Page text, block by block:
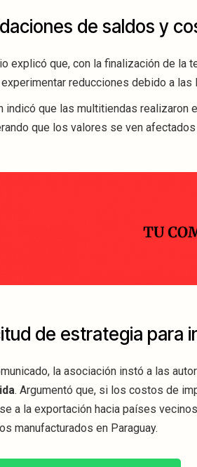
de saldos y
explicó que, con la finalización de la
reducciones debido a
indicó que las multitiendas
que los valores se ven
de estrategia para
la asociación instó a las
. Argumentó que, si los costos de
a la exportación hacia países
manufacturados en Paraguay.